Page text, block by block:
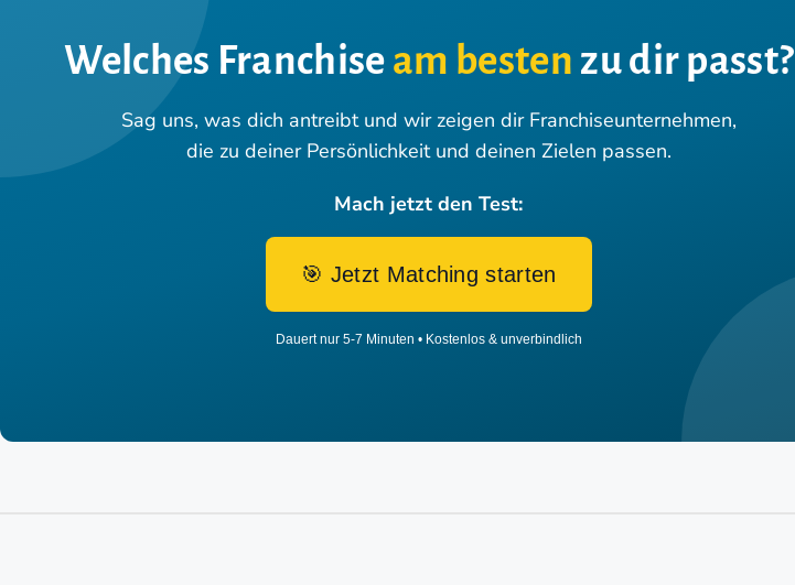
Welches Franchise am besten zu dir passt?
Sag uns, was dich antreibt und wir zeigen dir Franchiseunternehmen,
die zu deiner Persönlichkeit und deinen Zielen passen.
Mach jetzt den Test:
🎯 Jetzt Matching starten
Dauert nur 5-7 Minuten • Kostenlos & unverbindlich